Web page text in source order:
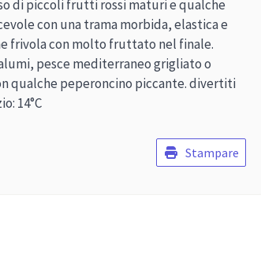
di piccoli frutti rossi maturi e qualche
con una trama morbida, elastica e
frivola con molto fruttato nel finale.
pesce mediterraneo grigliato o
qualche peperoncino piccante. divertiti
14°C
Stampare